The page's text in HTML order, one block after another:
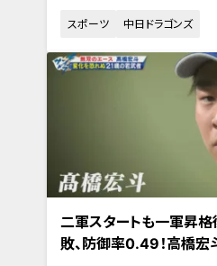
スポーツ 中日ドラゴンズ
二軍スタートも一軍昇
敗、防御率0.49！高橋宏